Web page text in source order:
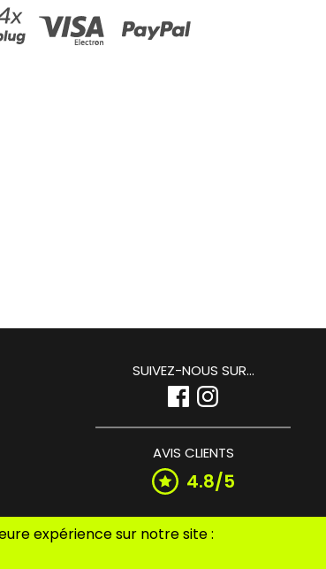
SUIVEZ-NOUS SUR...
AVIS CLIENTS
4.8/5
expérience sur notre site :